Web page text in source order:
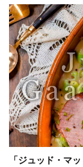
「ジュッド・マ